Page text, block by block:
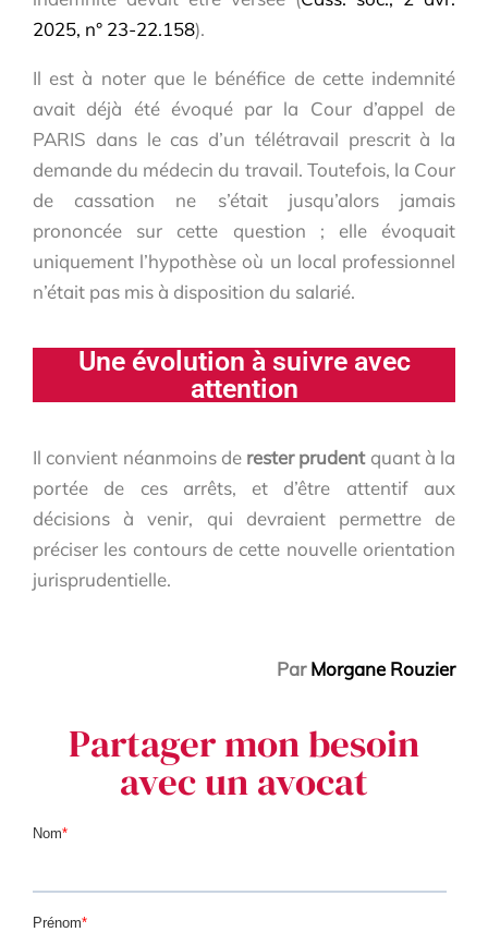
2025, n° 23-22.158).
Il est à noter que le bénéfice de cette indemnité
avait déjà été évoqué par la Cour d’appel de
PARIS dans le cas d’un télétravail prescrit à la
demande du médecin du travail. Toutefois, la Cour
de cassation ne s’était jusqu’alors jamais
prononcée sur cette question ; elle évoquait
uniquement l’hypothèse où un local professionnel
n’était pas mis à disposition du salarié.
Une évolution à suivre avec
attention
Il convient néanmoins de rester prudentquant à la
portée de ces arrêts, et d’être attentif aux
décisions à venir, qui devraient permettre de
préciser les contours de cette nouvelle orientation
jurisprudentielle.
ParMorgane Rouzier
Partager mon besoin
avec un avocat